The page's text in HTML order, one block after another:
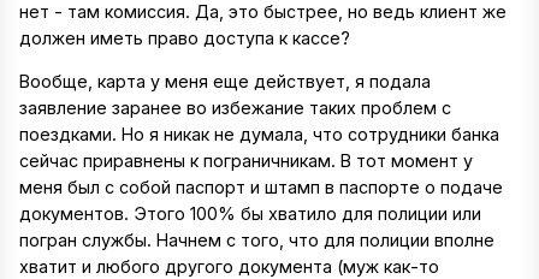
нет - там комиссия. Да, это быстрее, но ведь клиент же
должен иметь право доступа к кассе?
Вообще, карта у меня еще действует, я подала
заявление заранее во избежание таких проблем с
поездками. Но я никак не думала, что сотрудники банка
сейчас приравнены к пограничникам. В тот момент у
меня был с собой паспорт и штамп в паспорте о подаче
документов. Этого 100% бы хватило для полиции или
погран службы. Начнем с того, что для полиции вполне
хватит и любого другого документа (муж как-то